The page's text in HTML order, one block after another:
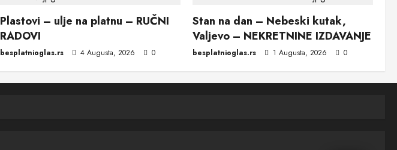
Plastovi – ulje na platnu – RUČNI
RADOVI
besplatnioglas.rs 4 Augusta, 2026 0
Stan na dan – Nebeski kutak,
Valjevo – NEKRETNINE IZDAVANJE
besplatnioglas.rs 1 Augusta, 2026 0